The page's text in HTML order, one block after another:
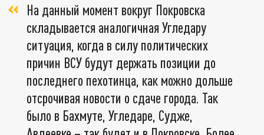
На данный момент вокруг Покровска
складывается аналогичная Угледару
ситуация, когда в силу политических
причин ВСУ будут держать позиции до
последнего пехотинца, как можно дольше
отсрочивая новости о сдаче города. Так
было в Бахмуте, Угледаре, Судже,